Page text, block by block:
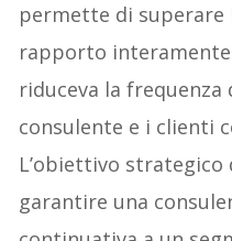
permette di superare
rapporto interamente
riduceva la
consulente e i clienti
L’obiettivo strategico
garantire una